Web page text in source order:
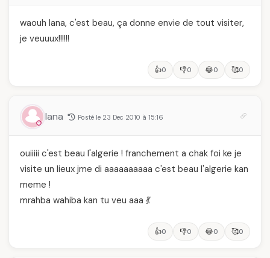
waouh lana, c'est beau, ça donne envie de tout visiter,
je veuuux!!!!!!
👍0 👎0 😂0 🥰0
lana Posté le 23 Dec 2010 à 15:16
ouiiiii c'est beau l'algerie ! franchement a chak foi ke je
visite un lieux jme di aaaaaaaaaa c'est beau l'algerie kan
meme !
mrahba wahiba kan tu veu aaa 💃
👍0 👎0 😂0 🥰0